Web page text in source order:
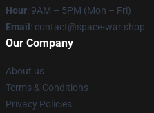
Hour: 9AM – 5PM (Mon – Fri)
Email : contact@space-war.shop
Our Company
About us
Terms & Conditions
Privacy Policies